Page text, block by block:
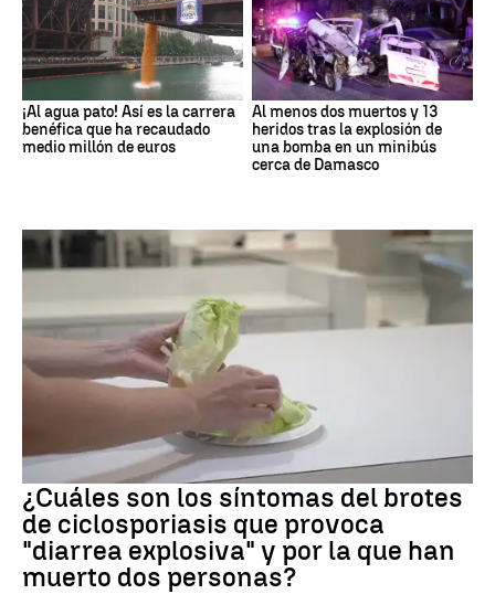
¡Al agua pato! Así es la carrera
benéfica que ha recaudado
medio millón de euros
Al menos dos muertos y 13
heridos tras la explosión de
una bomba en un minibús
cerca de Damasco
Brote
¿Cuáles son los síntomas del brotes
de ciclosporiasis que provoca
"diarrea explosiva" y por la que han
muerto dos personas?